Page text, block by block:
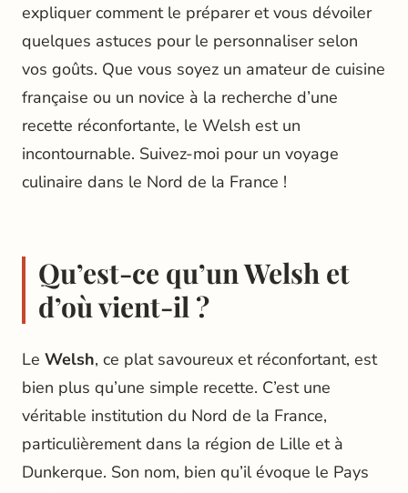
expliquer comment le préparer et vous dévoiler
quelques astuces pour le personnaliser selon
vos goûts. Que vous soyez un amateur de cuisine
française ou un novice à la recherche d’une
recette réconfortante, le Welsh est un
incontournable. Suivez-moi pour un voyage
culinaire dans le Nord de la France !
Qu’est-ce qu’un Welsh et
d’où vient-il ?
Le Welsh, ce plat savoureux et réconfortant, est
bien plus qu’une simple recette. C’est une
véritable institution du Nord de la France,
particulièrement dans la région de Lille et à
Dunkerque. Son nom, bien qu’il évoque le Pays